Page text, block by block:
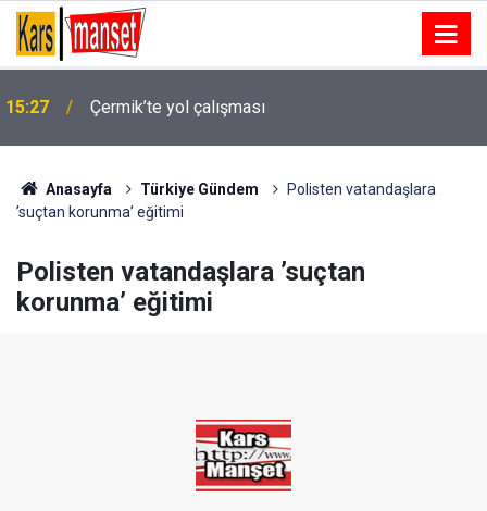
15:27 Çermik’te yol çalışması
15:27 FETÖ’cü Burkay Karatepe’nin ablası gözaltına alındı
Anasayfa Türkiye Gündem
Polisten vatandaşlara
’suçtan korunma’ eğitimi
Polisten vatandaşlara ’suçtan
korunma’ eğitimi